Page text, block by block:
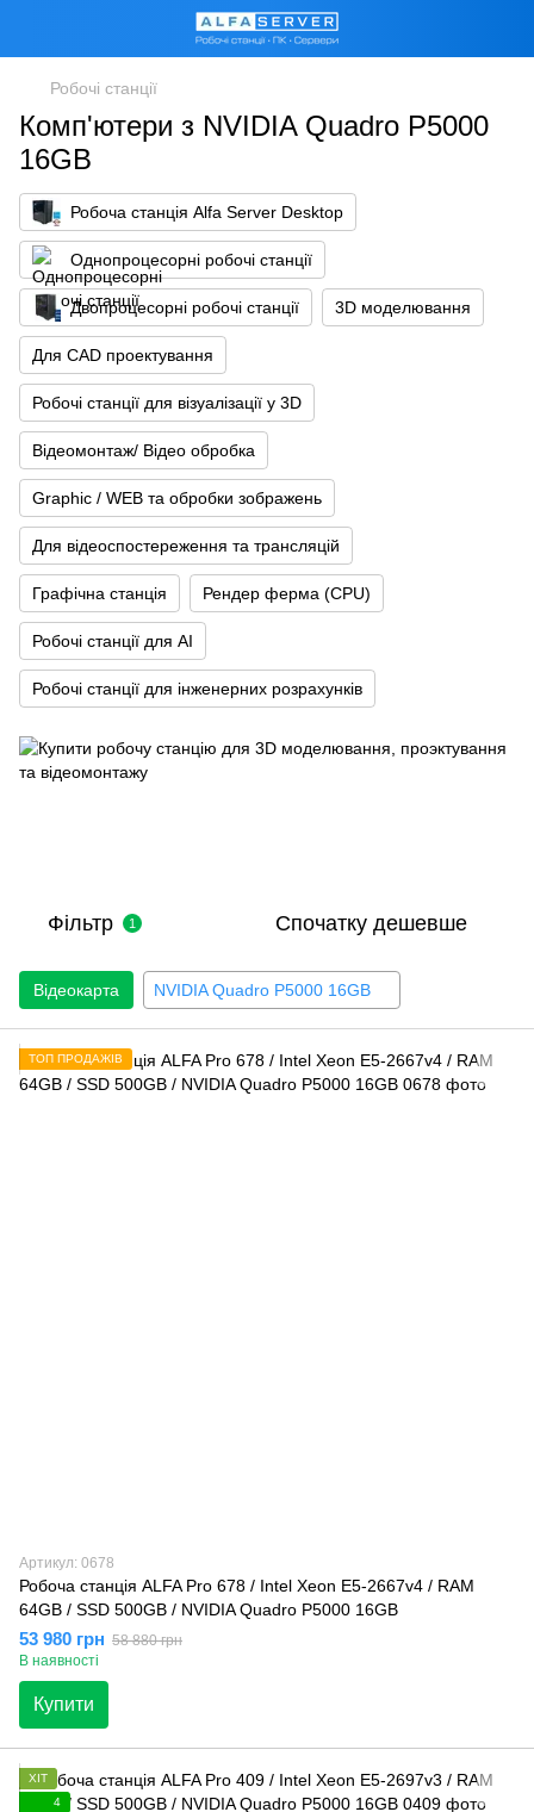
Робочі станції
Комп'ютери з NVIDIA Quadro P5000
16GB
Робоча станція Alfa Server Desktop
Однопроцесорні робочі станції
Двопроцесорні робочі станції 3D моделювання
Для CAD проектування
Робочі станції для візуалізації у 3D
Відеомонтаж/ Відео обробка
Graphic / WEB та обробки зображень
Для відеоспостереження та трансляцій
Графічна станція Рендер ферма (CPU)
Робочі станції для AI
Робочі станції для інженерних розрахунків
Фільтр 1 Спочатку дешевше
Відеокарта NVIDIA Quadro P5000 16GB
ТОП ПРОДАЖІВ
Артикул: 0678
Робоча станція ALFA Pro 678 / Intel Xeon E5-2667v4 / RAM
64GB / SSD 500GB / NVIDIA Quadro P5000 16GB
53 980 грн 58 880 грн
В наявності
Купити
ХІТ
4